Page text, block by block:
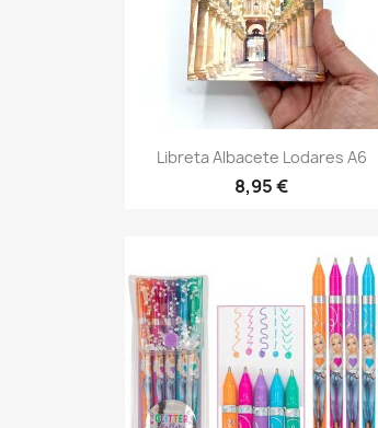
Vista rápida
Libreta Albacete Lodares A6
8,95 €